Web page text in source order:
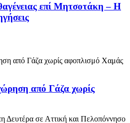
επί Μητσοτάκη – Η
από Γάζα χωρίς